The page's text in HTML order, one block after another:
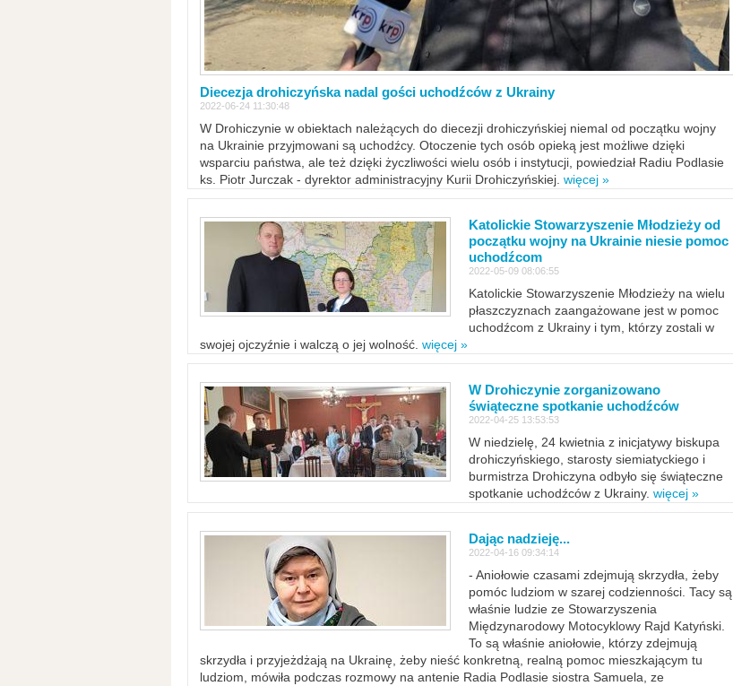
Diecezja drohiczyńska nadal gości uchodźców z Ukrainy
2022-06-24 11:30:48
W Drohiczynie w obiektach należących do diecezji drohiczyńskiej niemal od początku wojny
na Ukrainie przyjmowani są uchodźcy. Otoczenie tych osób opieką jest możliwe dzięki
wsparciu państwa, ale też dzięki życzliwości wielu osób i instytucji, powiedział Radiu Podlasie
ks. Piotr Jurczak - dyrektor administracyjny Kurii Drohiczyńskiej. więcej »
Katolickie Stowarzyszenie Młodzieży od
początku wojny na Ukrainie niesie pomoc
uchodźcom
2022-05-09 08:06:55
Katolickie Stowarzyszenie Młodzieży na wielu
płaszczyznach zaangażowane jest w pomoc
uchodźcom z Ukrainy i tym, którzy zostali w
swojej ojczyźnie i walczą o jej wolność. więcej »
W Drohiczynie zorganizowano
świąteczne spotkanie uchodźców
2022-04-25 13:53:53
W niedzielę, 24 kwietnia z inicjatywy biskupa
drohiczyńskiego, starosty siemiatyckiego i
burmistrza Drohiczyna odbyło się świąteczne
spotkanie uchodźców z Ukrainy. więcej »
Dając nadzieję...
2022-04-16 09:34:14
- Aniołowie czasami zdejmują skrzydła, żeby
pomóc ludziom w szarej codzienności. Tacy są
właśnie ludzie ze Stowarzyszenia
Międzynarodowy Motocyklowy Rajd Katyński.
To są właśnie aniołowie, którzy zdejmują
skrzydła i przyjeżdżają na Ukrainę, żeby nieść konkretną, realną pomoc mieszkającym tu
ludziom, mówiła podczas rozmowy na antenie Radia Podlasie siostra Samuela, ze